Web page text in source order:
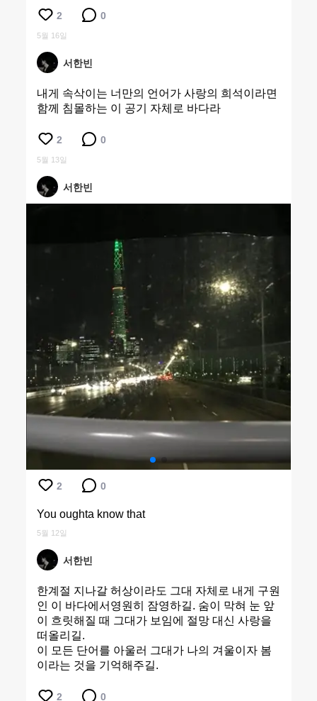
2 0
5월 16일
서한빈
내게 속삭이는 너만의 언어가 사랑의 희석이라면
함께 침몰하는 이 공기 자체로 바다라
2 0
5월 13일
서한빈
2 0
You oughta know that
5월 12일
서한빈
한계절 지나갈 허상이라도 그대 자체로 내게 구원
인 이 바다에서영원히 잠영하길. 숨이 막혀 눈 앞
이 흐릿해질 때 그대가 보임에 절망 대신 사랑을
떠올리길.
이 모든 단어를 아울러 그대가 나의 겨울이자 봄
이라는 것을 기억해주길.
2 0